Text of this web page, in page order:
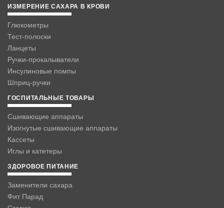
ИЗМЕРЕНИЕ САХАРА В КРОВИ
Глюкометры
Тест-полоски
Ланцеты
Ручки-прокалыватели
Инсулиновые помпы
Шприц-ручки
ГОСПИТАЛЬНЫЕ ТОВАРЫ
Сшивающие аппараты
Изогнутые сшивающие аппараты
Кассеты
Иглы и катетеры
ЗДОРОВОЕ ПИТАНИЕ
Заменители сахара
Фит Парад